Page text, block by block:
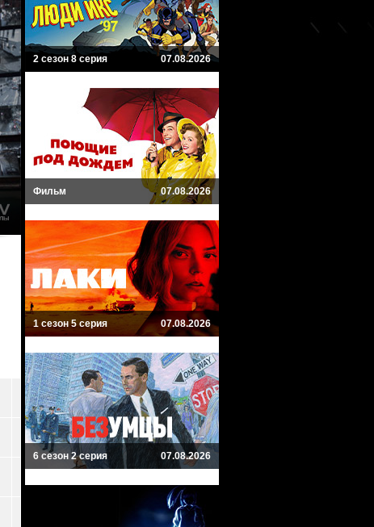
2 сезон 8 серия 07.08.2026
Фильм 07.08.2026
1 сезон 5 серия 07.08.2026
6 сезон 2 серия 07.08.2026